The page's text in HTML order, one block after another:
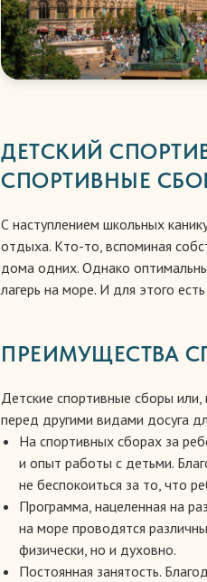
ДЕТСКИЙ
СПОРТИВНЫЕ
ПРЕИМУЩЕСТВА
С наступлением школьных
отдыха. Кто-то, вспоминая
дома одних. Однако
лагерь на море. И для этого
Детские спортивные сборы
перед другими видами досуга
На спортивных сборах за
и опыт работы с детьми.
не беспокоиться за то, что
Программа, нацеленная на
на море проводятся
физически, но и духовно.
Постоянная занятость.